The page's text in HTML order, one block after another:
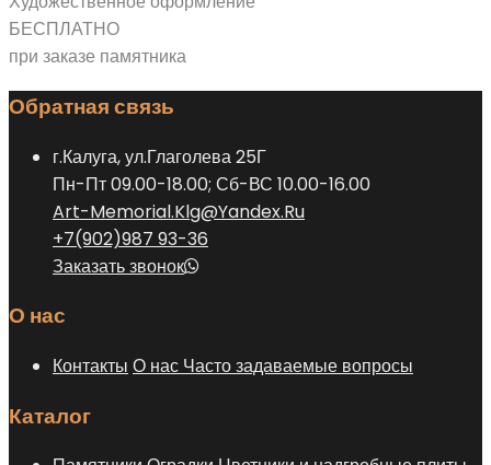
товара.
на
странице
товара.
БЕСПЛАТНО
при заказе памятника
Обратная связь
г.Калуга, ул.Глаголева 25Г
Пн-Пт 09.00-18.00; Сб-ВС 10.00-16.00
Art-Memorial.Klg@Yandex.Ru
+7(902)987 93-36
Заказать звонок
О нас
Контакты О нас Часто задаваемые вопросы
Каталог